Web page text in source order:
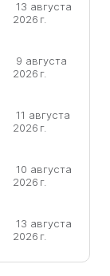
13 августа
2026 г.
9 августа
2026 г.
11 августа
2026 г.
10 августа
2026 г.
13 августа
2026 г.